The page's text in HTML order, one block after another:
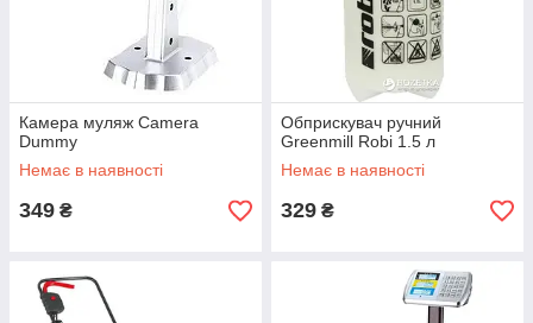
Камера муляж Camera
Dummy
Немає в наявності
349 ₴
Обприскувач ручний
Greenmill Robi 1.5 л
Немає в наявності
329 ₴